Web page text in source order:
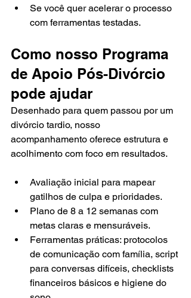
Se você quer acelerar o processo
com ferramentas testadas.
Como nosso Programa
de Apoio Pós-Divórcio
pode ajudar
Desenhado para quem passou por um
divórcio tardio, nosso
acompanhamento oferece estrutura e
acolhimento com foco em resultados.
Avaliação inicial para mapear
gatilhos de culpa e prioridades.
Plano de 8 a 12 semanas com
metas claras e mensuráveis.
Ferramentas práticas: protocolos
de comunicação com família, script
para conversas difíceis, checklists
financeiros básicos e higiene do